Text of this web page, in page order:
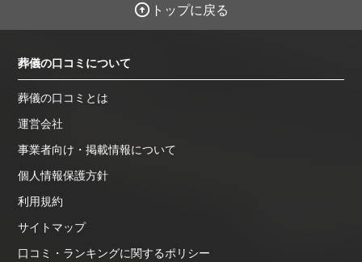
トップに戻る
葬儀の口コミについて
葬儀の口コミとは
運営会社
事業者向け・掲載情報について
個人情報保護方針
利用規約
サイトマップ
口コミ・ランキングに関するポリシー